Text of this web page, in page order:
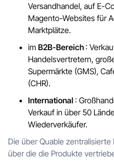
Versandhandel, auf E-
Magento-Websites für
Marktplätze.
im B2B-Bereich :
Handelsvertretern,
Supermärkte (GMS),
(CHR).
International :
Verkauf in über 50
Wiederverkäufer.
Die über Quable
über die die Produkte